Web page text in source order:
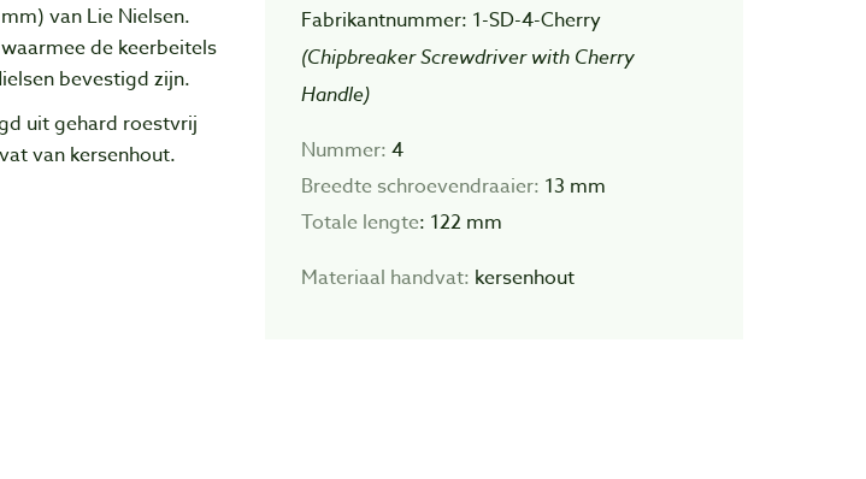
van Lie Nielsen.
de keerbeitels
bevestigd zijn.
uit gehard roestvrij
van kersenhout.
Fabrikantnummer: 1-SD-4-Cherry
(Chipbreaker Screwdriver with Cherry
Handle)
Nummer: 4
Breedte schroevendraaier: 13 mm
Totale lengte: 122 mm
Materiaal handvat: kersenhout